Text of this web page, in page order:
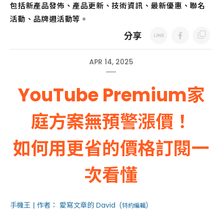
包括新產品發佈、產品更新、技術資訊、最新優惠、聯名
活動、品牌週活動等。
分享
APR 14, 2025
YouTube Premium家
庭方案無預警漲價！
如何用更省的價格訂閱一
次看懂
手機王 | 作者： 愛寫文章的 David (特約編輯)